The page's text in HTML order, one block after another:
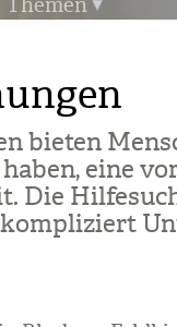
bie­ten
eine
Die